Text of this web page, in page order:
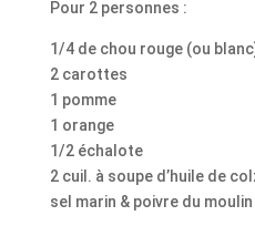
Pour 2 personnes :
1/4 de chou rouge (ou
2 carottes
1 pomme
1 orange
1/2 échalote
2 cuil. à soupe d’huile de
sel marin & poivre du moulin